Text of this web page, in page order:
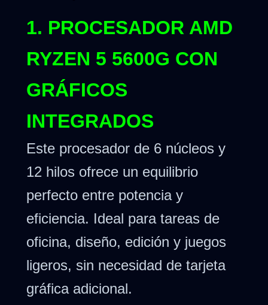
1. PROCESADOR AMD
RYZEN 5 5600G CON
GRÁFICOS
INTEGRADOS
Este procesador de 6 núcleos y
12 hilos ofrece un equilibrio
perfecto entre potencia y
eficiencia. Ideal para tareas de
oficina, diseño, edición y juegos
ligeros, sin necesidad de tarjeta
gráfica adicional.